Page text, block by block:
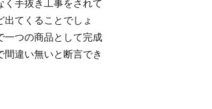
く手抜き工事をされて
出てくることでしょ
一つの商品として完成
違い無いと断言でき